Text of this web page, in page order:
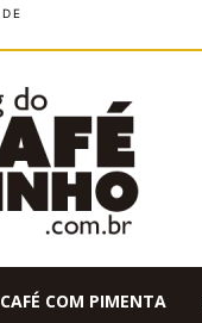
CAFÉ COM PIMENTA